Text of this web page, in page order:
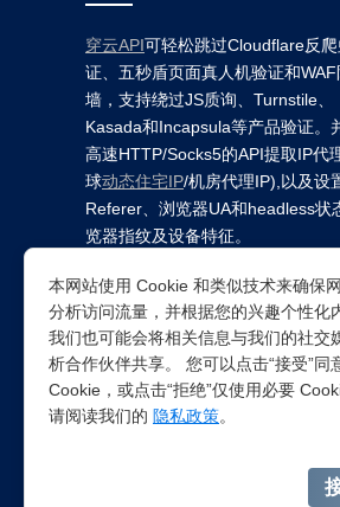
穿云API可轻松跳过Cloudflare反
证、五秒盾页面真人机验证和WAF
墙，支持绕过JS质询、Turnstile、
Kasada和Incapsula等产品验证。
高速HTTP/Socks5的API提取IP代
球动态住宅IP/机房代理IP),以及设
Referer、浏览器UA和headless状
览器指纹及设备特征。
突破所有反Anti-bot机器人检查
国外动态
本网站使用 Cookie 和类似技术来确保
分析访问流量，并根据您的兴趣个性化
我们也可能会将相关信息与我们的社交
析合作伙伴共享。 您可以点击“接受”同
Cookie，或点击“拒绝”仅使用必要
请阅读我们的 隐私政策。